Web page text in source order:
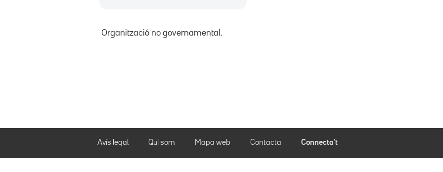
Organització no governamental.
Avís legal Qui som Mapa web Contacta Connecta't